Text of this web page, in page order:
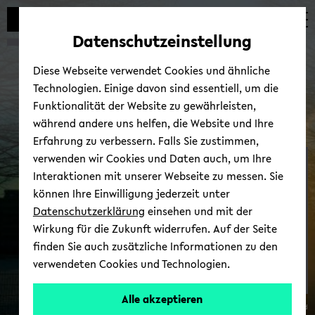
Automatische
vermeiden
zum
wechseln
zum
wechseln
zum
wechseln
Lehr­stuhl Prof. Dr. An­dre­
as Fisahn
© Uni­ver­si­tät Bie­le­feld
Datenschutzeinstellung
Diese Webseite verwendet Cookies und ähnliche
Technologien. Einige davon sind essentiell, um die
Funktionalität der Website zu gewährleisten,
während andere uns helfen, die Website und Ihre
Erfahrung zu verbessern. Falls Sie zustimmen,
verwenden wir Cookies und Daten auch, um Ihre
Interaktionen mit unserer Webseite zu messen. Sie
können Ihre Einwilligung jederzeit unter
Datenschutzerklärung einsehen und mit der
Wirkung für die Zukunft widerrufen. Auf der Seite
finden Sie auch zusätzliche Informationen zu den
verwendeten Cookies und Technologien.
Alle akzeptieren